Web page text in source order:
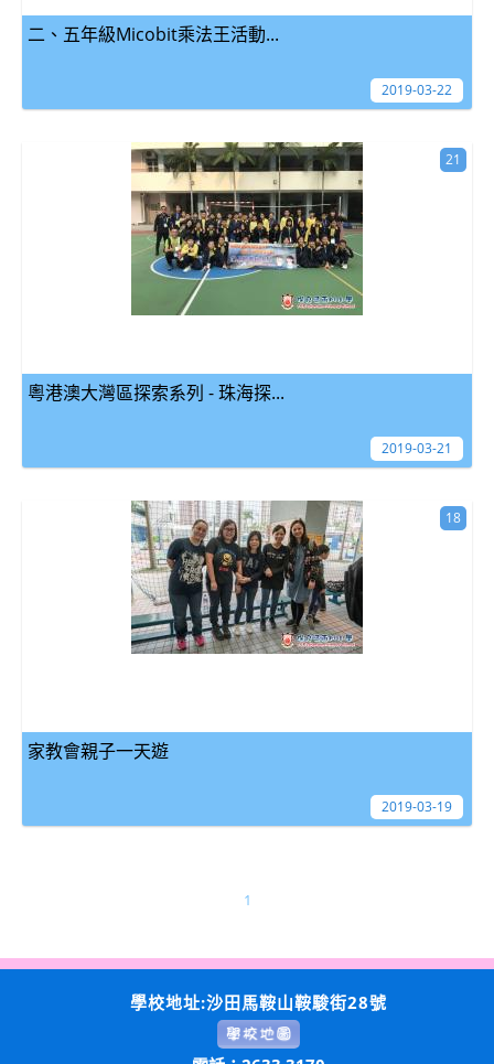
二、五年級Micobit乘法王活動...
2019-03-22
粵港澳大灣區探索系列 - 珠海探...
21
2019-03-21
家教會親子一天遊
18
2019-03-19
1
學校地址:沙田馬鞍山鞍駿街28號